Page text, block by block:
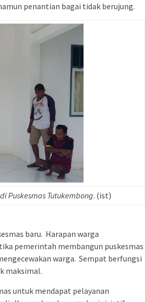
penantian bagai tidak berujung.
Puskesmas Tutukembong. (ist)
baru. Harapan warga
pemerintah membangun puskesmas
warga. Sempat berfungsi
maksimal.
untuk mendapat pelayanan